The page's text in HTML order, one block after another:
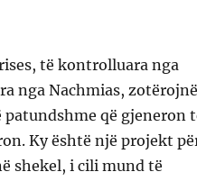
të kontrolluara nga
nga Nachmias, zotërojnë
që gjeneron
Ky është një projekt
shekel, i cili mund të